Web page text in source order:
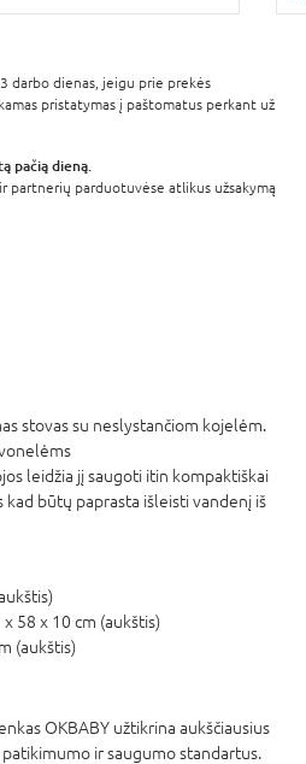
darbo dienas, jeigu prie prekės
pristatymas į paštomatus perkant už
pačią dieną.
partnerių parduotuvėse atlikus užsakymą
stovas su neslystančiom kojelėm.
leidžia jį saugoti itin kompaktiškai
kad būtų paprasta išleisti vandenį iš
58 x 10 cm (aukštis)
(aukštis)
OKBABY užtikrina aukščiausius
ir saugumo standartus.